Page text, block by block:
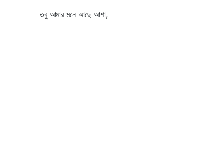
তবু আমার মনে আছে আশা,